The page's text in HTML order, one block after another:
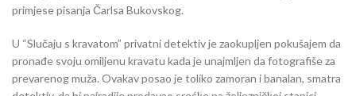
primjese pisanja Čarlsa Bukovskog.
U “Slučaju s kravatom” privatni detektiv je zaokupljen pokušajem da
pronađe svoju omiljenu kravatu kada je unajmljen da fotografiše za
prevarenog muža. Ovakav posao je toliko zamoran i banalan, smatra